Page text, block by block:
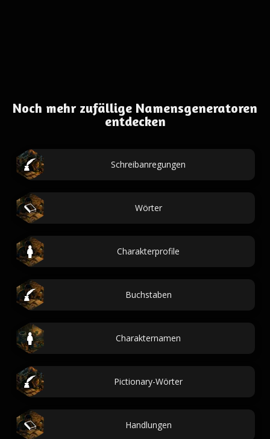
Noch mehr zufällige Namensgeneratoren
entdecken
Schreibanregungen
Wörter
Charakterprofile
Buchstaben
Charakternamen
Pictionary-Wörter
Handlungen